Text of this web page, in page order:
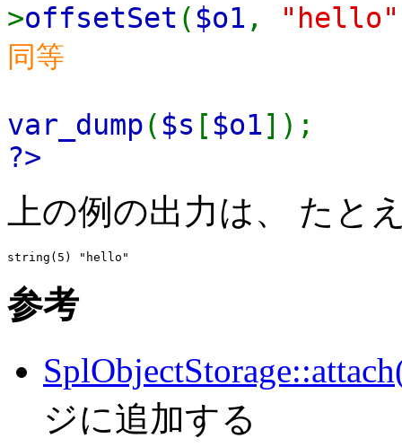
>offsetSet ( $o1 , "hello"
同等
var_dump( $s [ $o1]);
?>
上の例の出力は、 たと
参考
ジに追加する